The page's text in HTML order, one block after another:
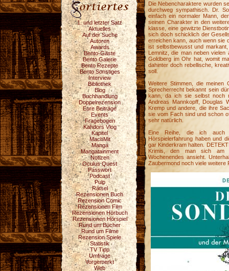
1. und letzter Satz
Aktuelles
Auf der Suche
Autoren
Awards
Bento-Gäste
Bento Galerie
Bento Rezepte
Bento Sonstiges
Interview
Bibliothek
Blog
Buchhandlung
Doppelrezension
Eure Beiträge
Events
Fragebogen
Kahdors Vlog
Kapitel
MachMit
Manga
Mangatainment
Notizen
Oculus Quest
Passwort
Podcast
Pulp
Rätsel
Rezensionen Buch
Rezension Comic
Rezensionen Film
Rezensionen Hörbuch
Rezensionen Hörspiel
Rund um Bücher
Rund um Filme
Rezension Spiele
Statistik
TV Tipp
Umfrage
Vorgemerkt
Web
Die Nebencharaktere wurden
durchweg sympathisch. Dr.
einfach ein normaler Mann,
seinen Charakter in den
klasse, eine gewitzte
sich doch schicklich der
erreichen kann, auch wenn sie
ist selbstbewusst und
Lemnitz, die man neben vielen
Goldberg im Ohr hat, womit
dahinter doch rebellische,
soll.
Weitere Stimmen, die meinen
Sprecherrecht bekannt sein
kann, da ich sie selbst noch
Andreas Mannkopff, Douglas
Kremp und andere, die ihre
sie vom Fach sind und schon
sehr natürlich.
Eine Reihe, die ich auch
Hörspielerfahrung haben und
gar Kinderkram halten.
Krimis, den man sich am
Wochenendes ansieht.
Zaubermond noch viele weitere